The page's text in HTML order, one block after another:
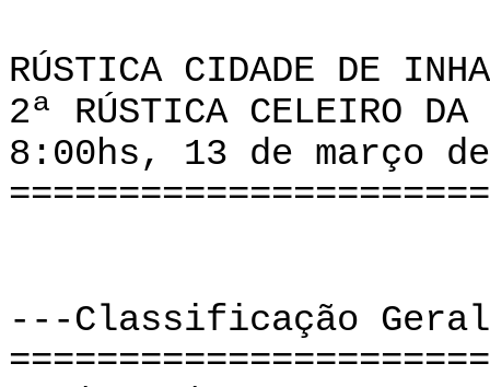
RÚSTICA CIDADE DE
2ª RÚSTICA CELEIRO DA
8:00hs, 13 de março
---Classificação